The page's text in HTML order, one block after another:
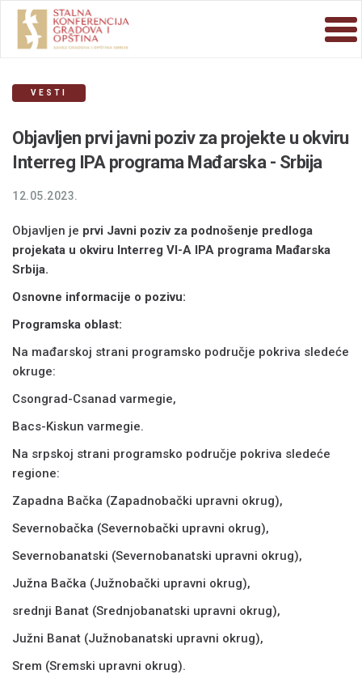
VESTI
Objavljen prvi javni poziv za projekte u okviru
Interreg IPA programa Mađarska - Srbija
12.05.2023.
Objavljen je prvi Javni poziv za podnošenje predloga
projekata u okviru Interreg VI-A IPA programa Mađarska
Srbija.
Osnovne informacije o pozivu:
Programska oblast:
Na mađarskoj strani programsko područje pokriva sledeće
okruge:
Csongrad-Csanad varmegie,
Bacs-Kiskun varmegie.
Na srpskoj strani programsko područje pokriva sledeće
regione:
Zapadna Bačka (Zapadnobački upravni okrug),
Severnobačka (Severnobački upravni okrug),
Severnobanatski (Severnobanatski upravni okrug),
Južna Bačka (Južnobački upravni okrug),
srednji Banat (Srednjobanatski upravni okrug),
Južni Banat (Južnobanatski upravni okrug),
Srem (Sremski upravni okrug).